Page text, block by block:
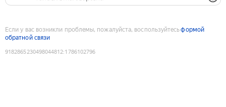
Если у вас возникли проблемы, пожалуйста, воспользуйтесьформой
обратной связи
9182865230498044812:1786102796